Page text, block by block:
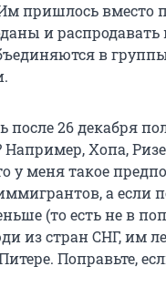
пришлось вместо
и
в группы
после 26 декабря
Хопа,
у меня такое
а если
(то есть не в
из стран СНГ, им
Поправьте,